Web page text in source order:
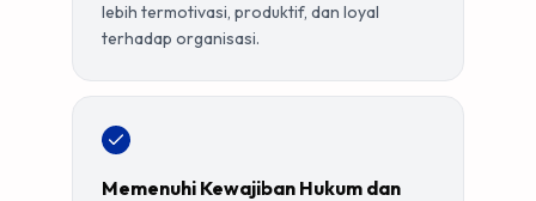
lebih termotivasi, produktif, dan loyal
terhadap organisasi.
Memenuhi Kewajiban Hukum dan